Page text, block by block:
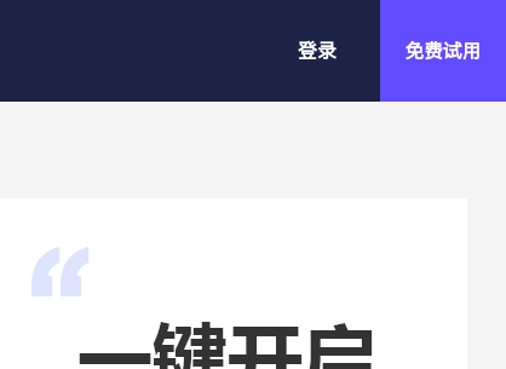
精品建站v1.0
SHOPYY 第一代系统，功能强大，
适合做精细化运营的较大独立站。
登录 免费试用